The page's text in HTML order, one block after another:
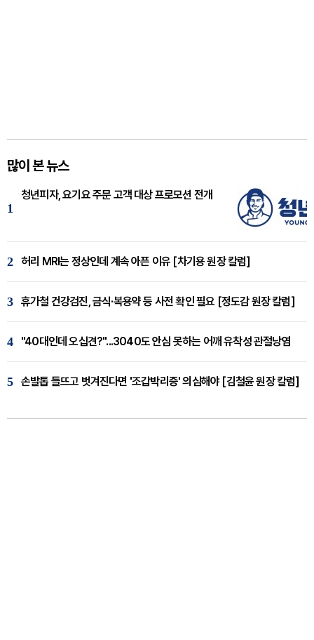
많이 본 뉴스
1
청년피자, 요기요 주문 고객 대상 프로모션 전개
2 허리 MRI는 정상인데 계속 아픈 이유 [차기용 원장 칼럼]
3 휴가철 건강검진, 금식·복용약 등 사전 확인 필요 [정도감 원장 칼럼]
4 "40대인데 오십견?"...3040도 안심 못하는 어깨 유착성 관절낭염
5 손발톱 들뜨고 벗겨진다면 '조갑박리증' 의심해야 [김철윤 원장 칼럼]